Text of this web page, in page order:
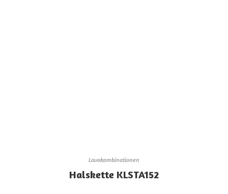
Lavakombinationen
Halskette KLSTA152